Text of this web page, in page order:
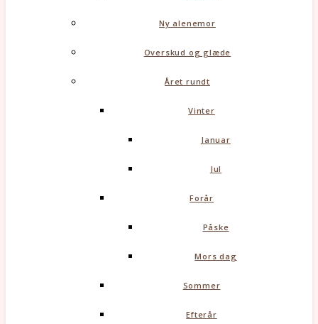
Ny alenemor
Overskud og glæde
Året rundt
Vinter
Januar
Jul
Forår
Påske
Mors dag
Sommer
Efterår